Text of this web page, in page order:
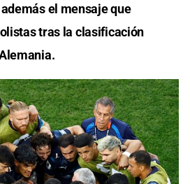
el mensaje que
tras la clasificación